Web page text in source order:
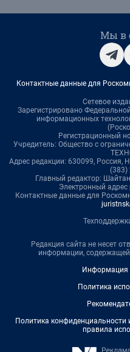
Мы в
Контактные данные для
Сетевое
Зарегистрировано
информационных
Регистрационный
Учредитель: Общество с
Адрес редакции: 630099, Россия,
(383)
Главный редактор:
Электронный адрес
Контактные данные для
Редакция сайта не несет
информации,
Информация
Политика
Политика
правила